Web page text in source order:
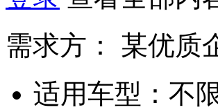
需求方：
某优质
适用车型： 不